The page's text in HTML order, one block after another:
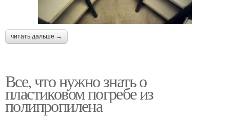
читать дальше →
Все, что нужно знать о
пластиковом погребе из
полипропилена